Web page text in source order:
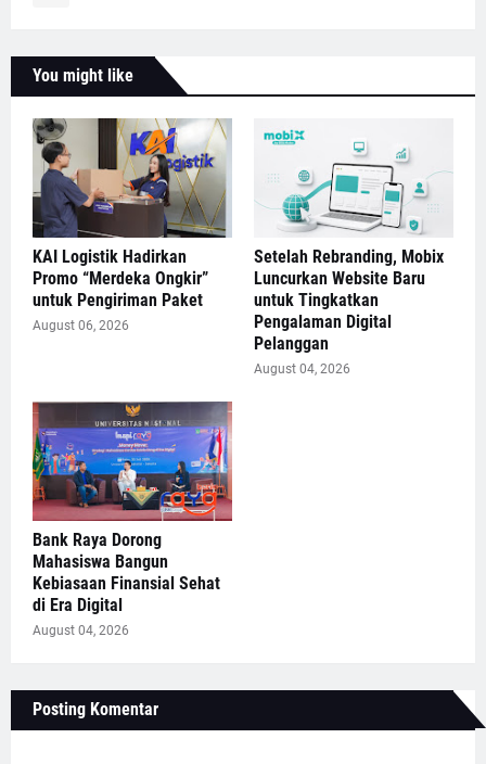
You might like
KAI Logistik Hadirkan
Promo “Merdeka Ongkir”
untuk Pengiriman Paket
August 06, 2026
Setelah Rebranding, Mobix
Luncurkan Website Baru
untuk Tingkatkan
Pengalaman Digital
Pelanggan
August 04, 2026
Bank Raya Dorong
Mahasiswa Bangun
Kebiasaan Finansial Sehat
di Era Digital
August 04, 2026
Posting Komentar